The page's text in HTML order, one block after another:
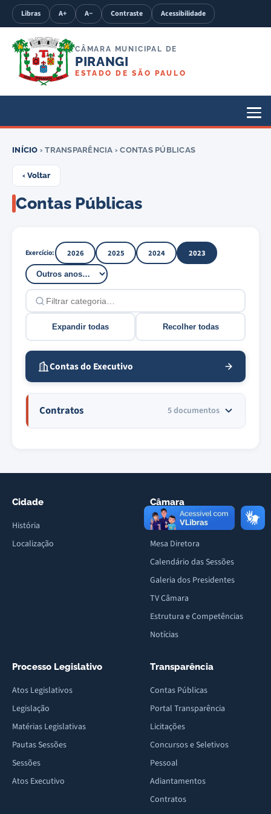
Libras A+ A− Contraste Acessibilidade
CÂMARA MUNICIPAL DE
PIRANGI
ESTADO DE SÃO PAULO
INÍCIO › TRANSPARÊNCIA › CONTAS PÚBLICAS
‹ Voltar
Contas Públicas
Exercício: 2026 2025 2024 2023
Filtrar categorias
Expandir todas Recolher todas
Contas do Executivo
Contratos 5 documentos
Cidade
História
Localização
Câmara
Vereadores
Mesa Diretora
Calendário das Sessões
Galeria dos Presidentes
TV Câmara
Estrutura e Competências
Notícias
Processo Legislativo
Atos Legislativos
Legislação
Matérias Legislativas
Pautas Sessões
Sessões
Atos Executivo
Transparência
Contas Públicas
Portal Transparência
Licitações
Concursos e Seletivos
Pessoal
Adiantamentos
Contratos